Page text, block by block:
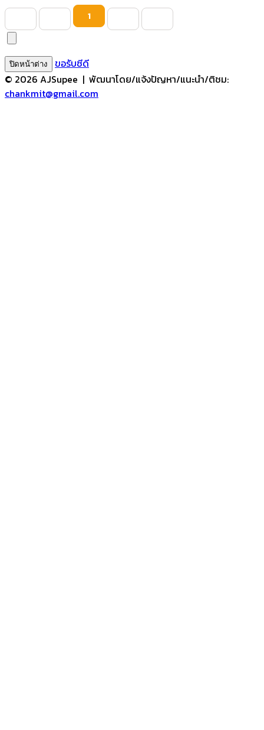
1
ปิดหน้าต่าง
ขอรับซีดี
© 2026 AJSupee | พัฒนาโดย/แจ้งปัญหา/แนะนำ/ติชม:
chankmit@gmail.com